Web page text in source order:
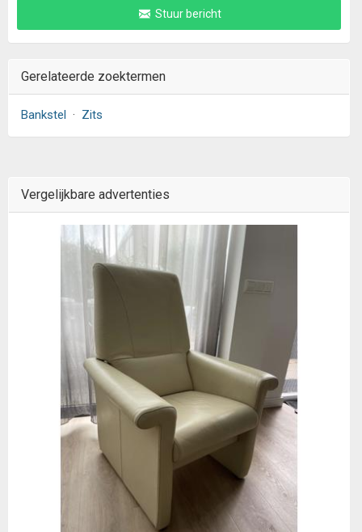
Stuur bericht
Gerelateerde zoektermen
Bankstel · Zits
Vergelijkbare advertenties